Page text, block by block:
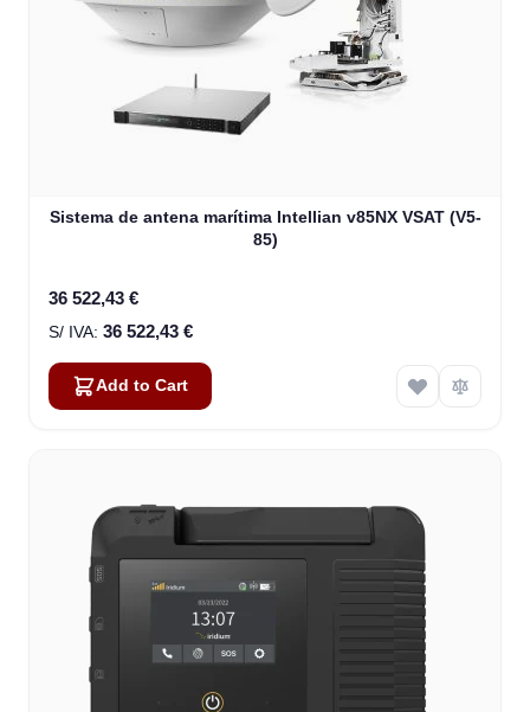
Sistema de antena marítima Intellian v85NX VSAT (V5-
85)
36 522,43 €
36 522,43 €
Add to Cart